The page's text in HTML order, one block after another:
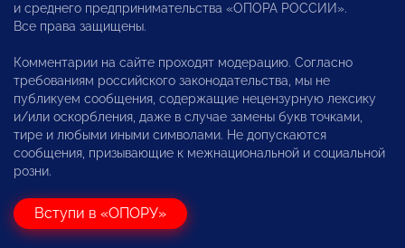
и среднего предпринимательства «ОПОРА РОССИИ».
Все права защищены.
Комментарии на сайте проходят модерацию. Согласно
требованиям российского законодательства, мы не
публикуем сообщения, содержащие нецензурную лексику
и/или оскорбления, даже в случае замены букв точками,
тире и любыми иными символами. Не допускаются
сообщения, призывающие к межнациональной и социальной
розни.
Вступи в «ОПОРУ»